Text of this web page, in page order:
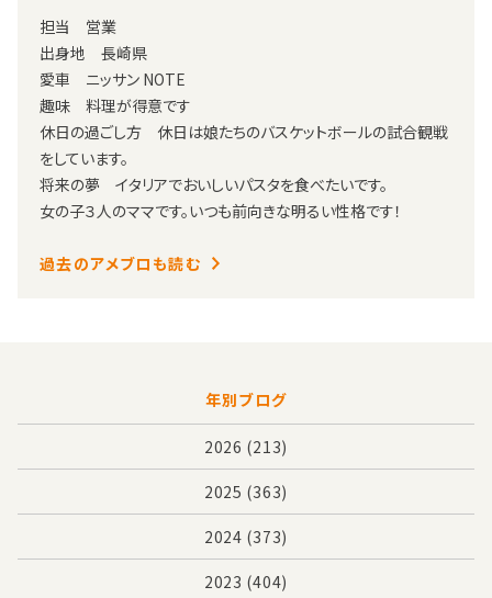
担当 営業
出身地 長崎県
愛車 ニッサン NOTE
趣味 料理が得意です
休日の過ごし方 休日は娘たちのバスケットボールの試合観戦
をしています。
将来の夢 イタリアでおいしいパスタを食べたいです。
女の子３人のママです。いつも前向きな明るい性格です！
過去のアメブロも読む
年別ブログ
2026 (213)
2025 (363)
2024 (373)
2023 (404)